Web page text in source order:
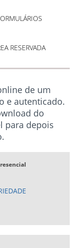
RESERVADA
de um
e autenticado.
do
para depois